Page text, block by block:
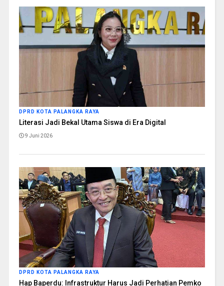
DPRD KOTA PALANGKA RAYA
Literasi Jadi Bekal Utama Siswa di Era Digital
9 Juni 2026
DPRD KOTA PALANGKA RAYA
Hap Baperdu: Infrastruktur Harus Jadi Perhatian Pemko